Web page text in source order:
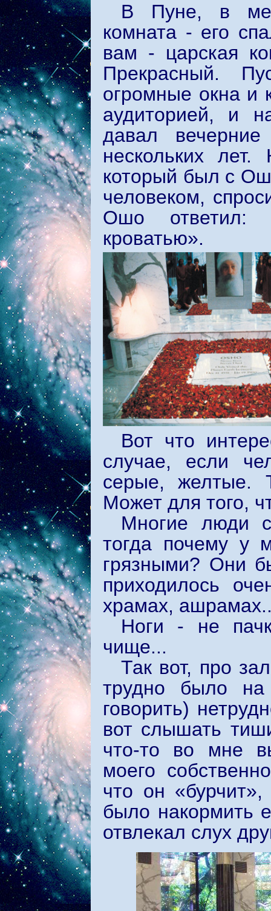
В Пуне, в
комната - его
вам - царская
Прекрасный.
огромные окна и
аудиторией, и
давал
нескольких
который был с
человеком,
Ошо ответил:
кроватью».
Вот что
случае, если
серые, желтые.
Может для того,
Многие люди
тогда почему у
грязными? Они
приходилось
храмах,
Ноги - не
чище...
Так вот, про
трудно было
говорить)
вот слышать
что-то во мне
моего
что он
было накормить
отвлекал слух